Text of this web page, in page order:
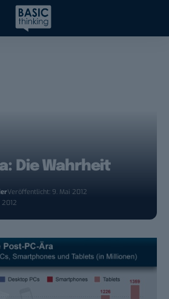
Die Wahrheit
Veröffentlicht: 9. Mai 2012